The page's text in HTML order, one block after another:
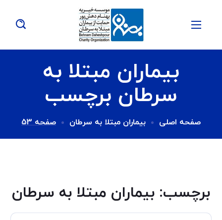
بیماران مبتلا به
سرطان برچسب
صفحه اصلی بیماران مبتلا به سرطان صفحه 53
برچسب: بیماران مبتلا به سرطان